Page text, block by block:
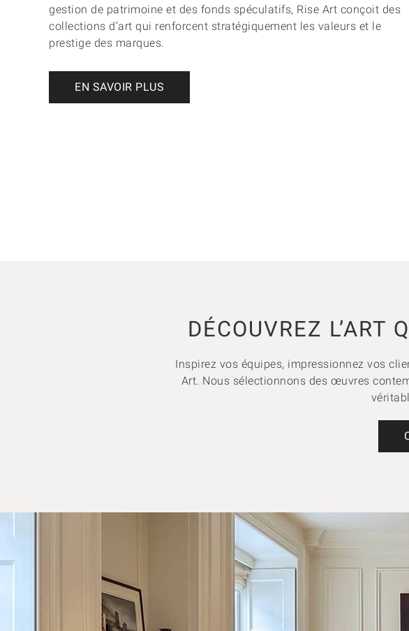
gestion de patrimoine et des fonds spéculatifs, Rise Art conçoit des
collections d’art qui renforcent stratégiquement les valeurs et le
prestige des marques.
EN SAVOIR PLUS
DÉCOUVREZ L’ART
Inspirez vos équipes, impressionnez vos
Art. Nous sélectionnons des œuvres